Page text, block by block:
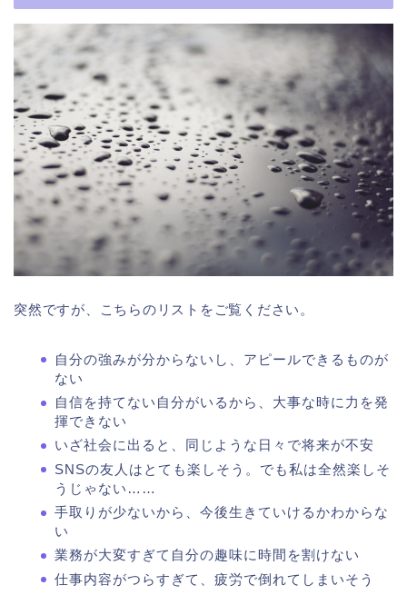
突然ですが、こちらのリストをご覧ください。
自分の強みが分からないし、アピールできるものが
ない
自信を持てない自分がいるから、大事な時に力を発
揮できない
いざ社会に出ると、同じような日々で将来が不安
SNSの友人はとても楽しそう。でも私は全然楽しそ
うじゃない……
手取りが少ないから、今後生きていけるかわからな
い
業務が大変すぎて自分の趣味に時間を割けない
仕事内容がつらすぎて、疲労で倒れてしまいそう